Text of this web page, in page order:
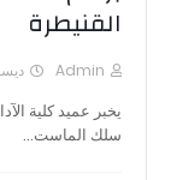
القنيطرة
Admin ديسمبر
يخبر عميد كلية
سلك الماست…